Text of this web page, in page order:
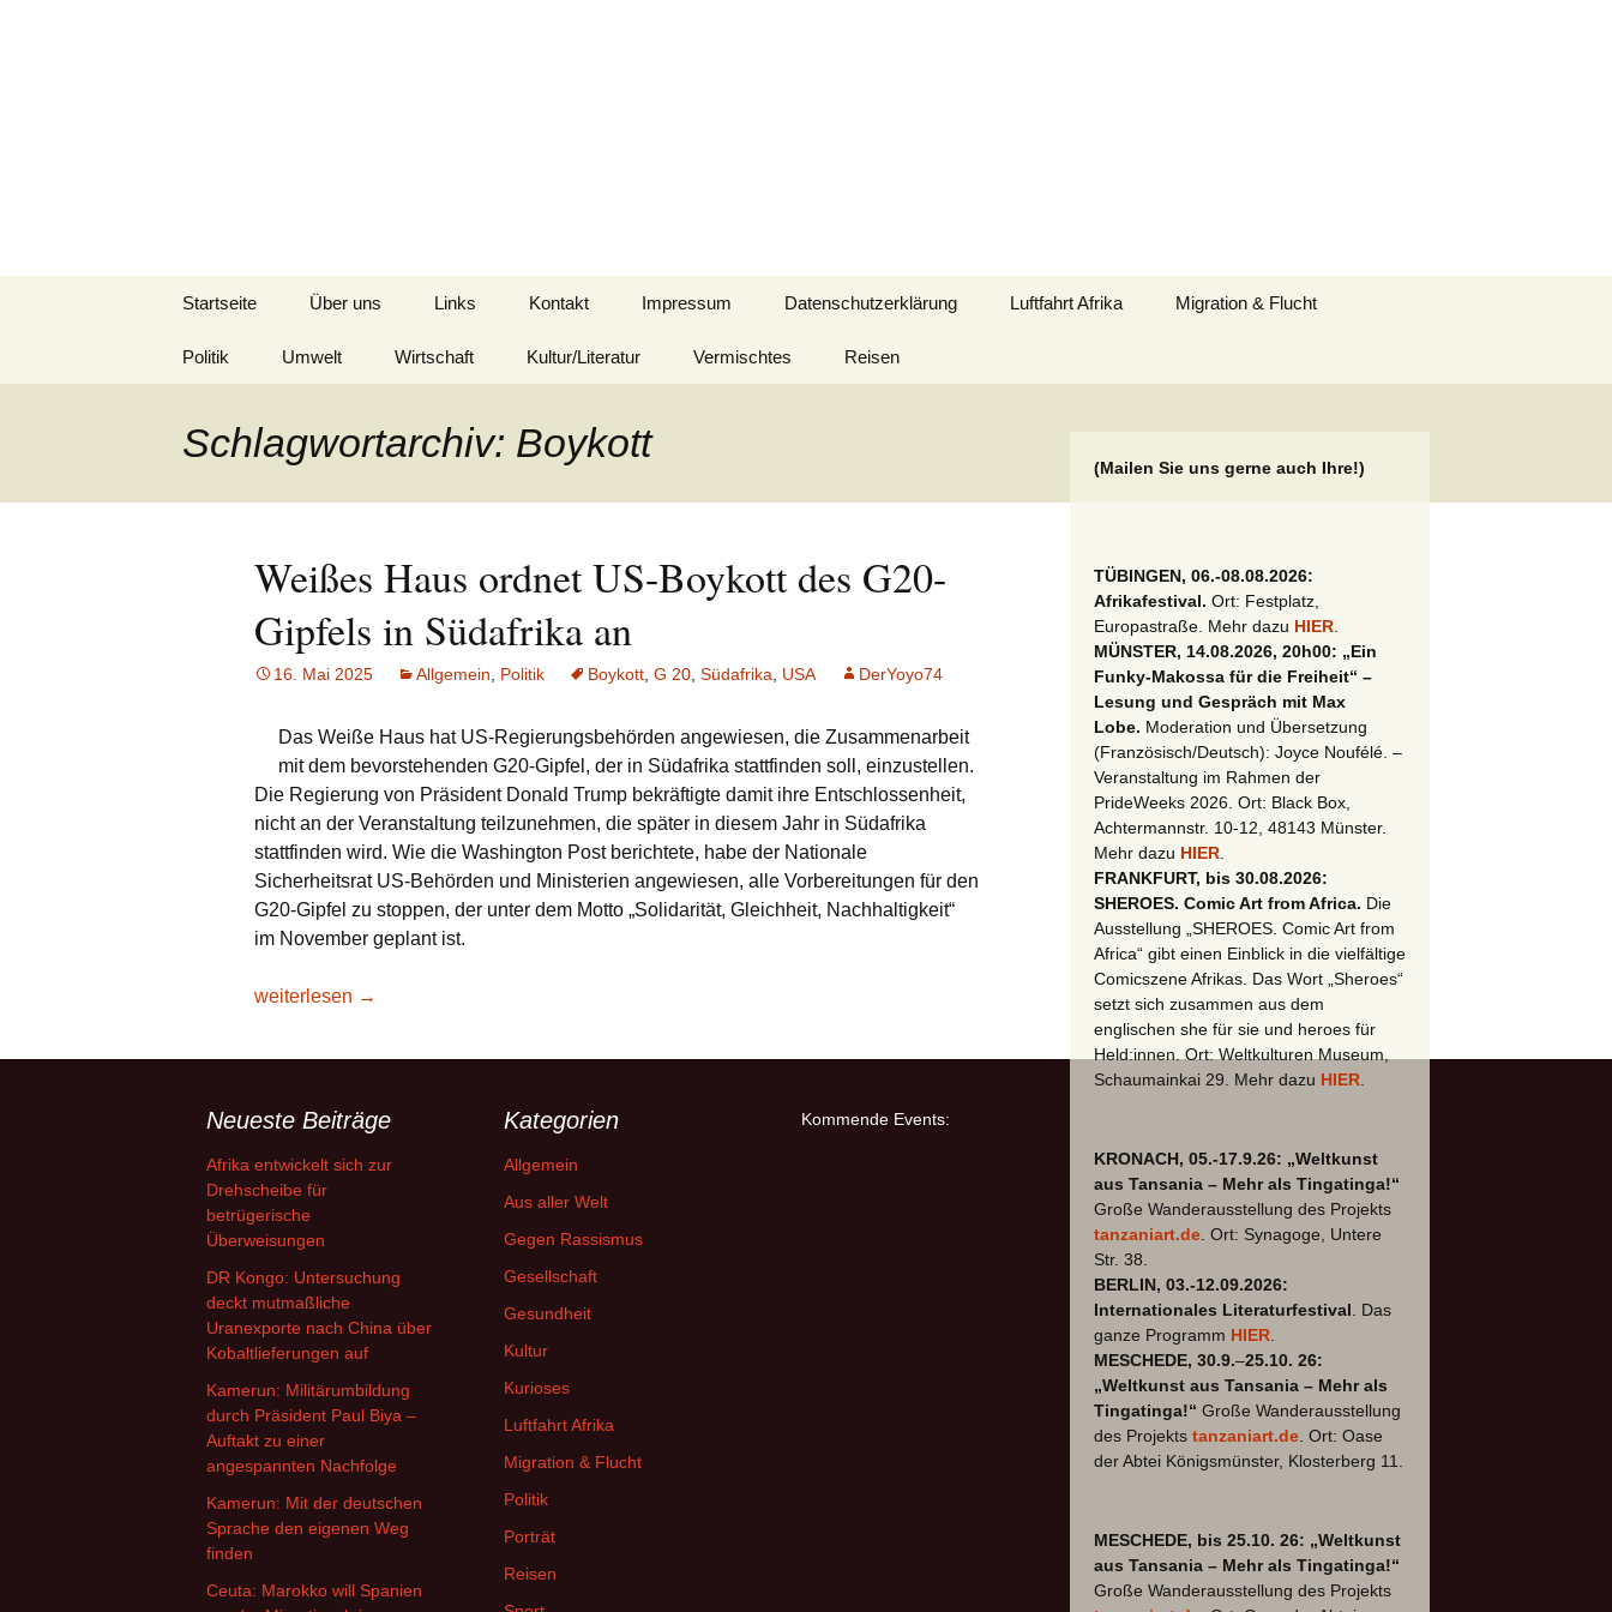
Startseite Über uns Links Kontakt Impressum Datenschutzerklärung Luftfahrt Afrika Migration & Flucht
Politik Umwelt Wirtschaft Kultur/Literatur Vermischtes Reisen
Schlagwortarchiv: Boykott
Weißes Haus ordnet US-Boykott des G20-
Gipfels in Südafrika an
16. Mai 2025 Allgemein Politik Boykott G 20 Südafrika USA DerYoyo74
Das Weiße Haus hat US-Regierungsbehörden angewiesen, die Zusammenarbeit
mit dem bevorstehenden G20-Gipfel, der in Südafrika stattfinden soll, einzustellen.
Die Regierung von Präsident Donald Trump bekräftigte damit ihre Entschlossenheit,
nicht an der Veranstaltung teilzunehmen, die später in diesem Jahr in Südafrika
stattfinden wird. Wie die Washington Post berichtete, habe der Nationale
Sicherheitsrat US-Behörden und Ministerien angewiesen, alle Vorbereitungen für den
G20-Gipfel zu stoppen, der unter dem Motto „Solidarität, Gleichheit, Nachhaltigkeit“
im November geplant ist.
Weißes Haus ordnet US-Boykott des G20-Gipfels in Südafrika an
weiterlesen →
(Mailen Sie uns gerne auch Ihre!)
TÜBINGEN, 06.-08.08.2026:
Afrikafestival. Ort: Festplatz,
Europastraße. Mehr dazu HIER
MÜNSTER, 14.08.2026, 20h00: „Ein
Funky-Makossa für die Freiheit“ –
Lesung und Gespräch mit Max
Lobe. Moderation und Übersetzung
(Französisch/Deutsch): Joyce Noufélé. –
Veranstaltung im Rahmen der
PrideWeeks 2026. Ort: Black Box,
Achtermannstr. 10-12, 48143 Münster.
Mehr dazu HIER
FRANKFURT, bis 30.08.2026:
SHEROES. Comic Art from Africa. Die
Ausstellung „SHEROES. Comic Art from
Africa“ gibt einen Einblick in die vielfältige
Comicszene Afrikas. Das Wort „Sheroes“
setzt sich zusammen aus dem
englischen she für sie und heroes für
Held:innen. Ort: Weltkulturen Museum,
Schaumainkai 29. Mehr dazu HIER
KRONACH, 05.-17.9.26: „Weltkunst
aus Tansania – Mehr als Tingatinga!“
Große Wanderausstellung des Projekts
tanzaniart.de . Ort: Synagoge, Untere
Str. 38.
BERLIN, 03.-12.09.2026:
Internationales Literaturfestival . Das
ganze Programm HIER
MESCHEDE, 30.9.–25.10. 26:
„Weltkunst aus Tansania – Mehr als
Tingatinga!“ Große Wanderausstellung
des Projekts tanzaniart.de . Ort: Oase
der Abtei Königsmünster, Klosterberg 11.
MESCHEDE, bis 25.10. 26: „Weltkunst
aus Tansania – Mehr als Tingatinga!“
Große Wanderausstellung des Projekts
Neueste Beiträge
Afrika entwickelt sich zur
Drehscheibe für
betrügerische
Überweisungen
DR Kongo: Untersuchung
deckt mutmaßliche
Uranexporte nach China über
Kobaltlieferungen auf
Kamerun: Militärumbildung
durch Präsident Paul Biya –
Auftakt zu einer
angespannten Nachfolge
Kamerun: Mit der deutschen
Sprache den eigenen Weg
finden
Ceuta: Marokko will Spanien
Kategorien
Allgemein
Aus aller Welt
Gegen Rassismus
Gesellschaft
Gesundheit
Kultur
Kurioses
Luftfahrt Afrika
Migration & Flucht
Politik
Porträt
Reisen
Kommende Events: